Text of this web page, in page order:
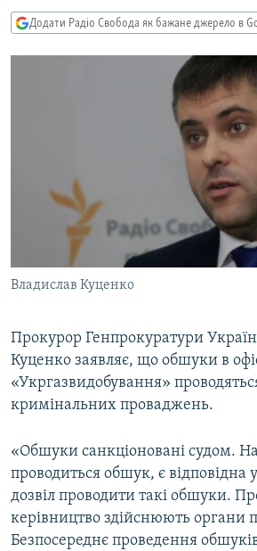
пошуку
ТИ ЯК?
СПЕЦПРОЄКТИ
ПОДКАСТИ
КРИМ РЕАЛІЇ
УКР
КТАТ
ДОЛУЧАЙСЯ!
Усі сайти RFE/RL
Додати Радіо Свобода як бажане джерело в
Владислав Куценко
Прокурор Генпрокуратури
Куценко заявляє, що обшуки в
«Укргазвидобування»
кримінальних проваджень.
«Обшуки санкціоновані судом.
проводиться обшук, є відповідна
дозвіл проводити такі обшуки.
керівництво здійснюють органи
Безпосереднє проведення